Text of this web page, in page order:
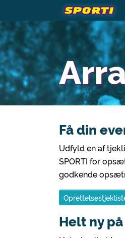
Få din
Udfyld en af
SPORTI for
godkende
Helt ny på